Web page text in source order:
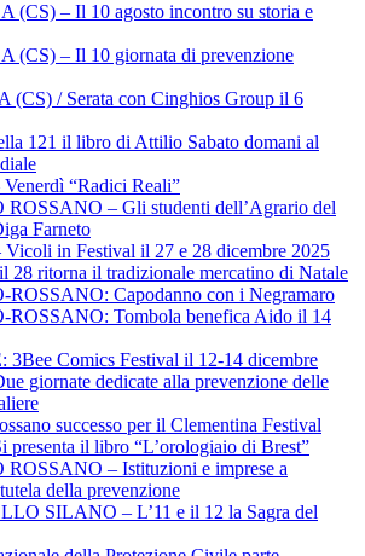
(CS) – Il 10 agosto incontro su storia e
(CS) – Il 10 giornata di prevenzione
(CS) / Serata con Cinghios Group il 6
121 il libro di Attilio Sabato domani al
“Radici Reali”
– Gli studenti dell’Agrario del
Farneto
in Festival il 27 e 28 dicembre 2025
28 ritorna il tradizionale mercatino di Natale
Capodanno con i Negramaro
Tombola benefica Aido il 14
Comics Festival il 12-14 dicembre
giornate dedicate alla prevenzione delle
successo per il Clementina Festival
presenta il libro “L’orologiaio di Brest”
– Istituzioni e imprese a
della prevenzione
SILANO – L’11 e il 12 la Sagra del